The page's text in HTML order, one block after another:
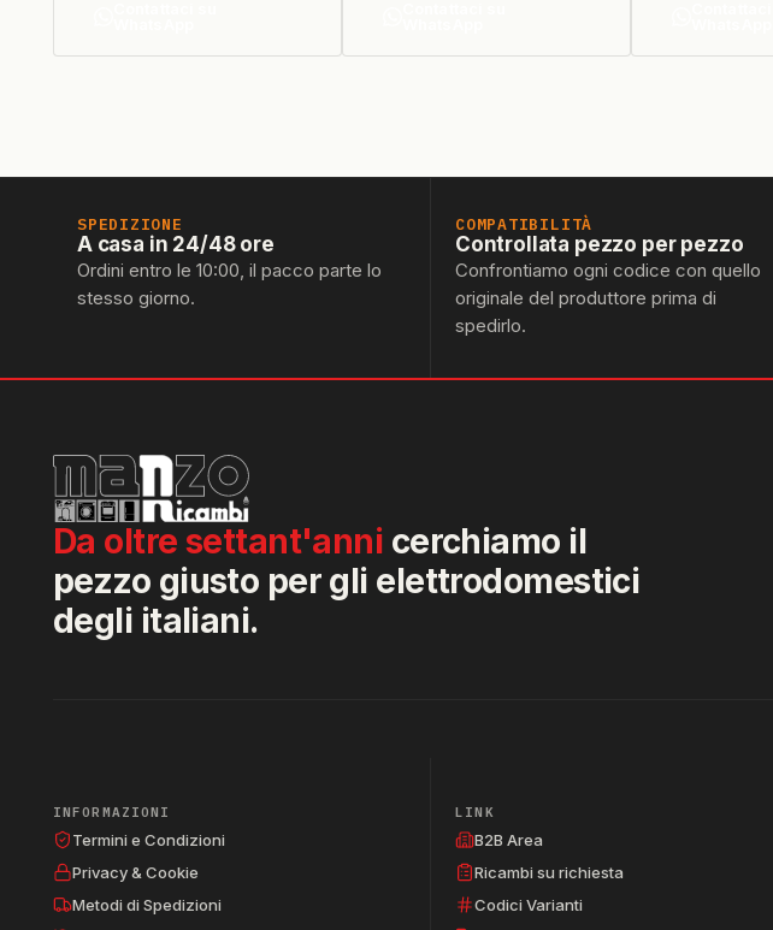
SPEDIZIONE
A casa in 24/48 ore
Ordini entro le 10:00, il pacco parte lo
stesso giorno.
COMPATIBILITÀ
Controllata pezzo per pezzo
Confrontiamo ogni codice con quello
originale del produttore prima di
spedirlo.
Da oltre settant'anni cerchiamo il
pezzo giusto per gli elettrodomestici
degli italiani.
INFORMAZIONI
Termini e Condizioni
Privacy & Cookie
Metodi di Spedizioni
LINK
B2B Area
Ricambi su richiesta
Codici Varianti